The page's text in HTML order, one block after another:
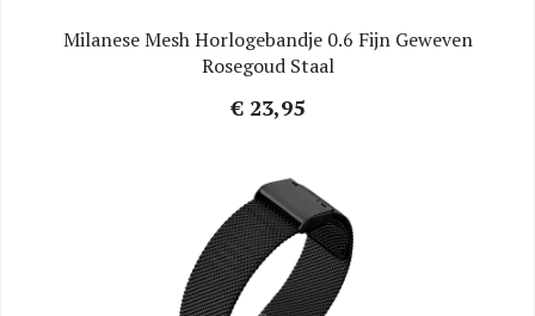
Milanese Mesh Horlogebandje 0.6 Fijn Geweven
Rosegoud Staal
€ 23,95